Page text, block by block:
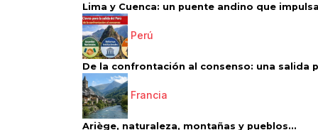
Lima y Cuenca: un puente andino que
Perú
De la confrontación al consenso: una salida
Francia
Ariège, naturaleza, montañas y pueblos...